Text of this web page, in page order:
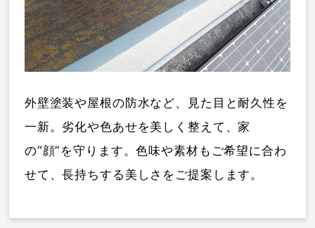
外壁塗装や屋根の防水など、見た目と耐久性を
一新。劣化や色あせを美しく整えて、家
の“顔”を守ります。色味や素材もご希望に合わ
せて、長持ちする美しさをご提案します。